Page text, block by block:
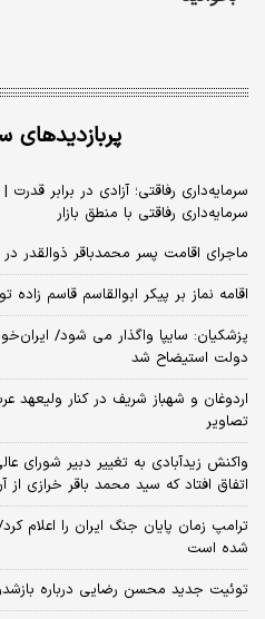
سرمایه‌داری رفاقتی؛ آزادی در برابر
سرمایه‌داری رفاقتی با منطق بازار
ماجرای اقامت پسر محمدباقر ذوالقدر
اقامه نماز بر پیکر ابوالقاسم قاسم
پزشکیان: سایپا واگذار می شود/
دولت استیضاح شد
اردوغان و شهباز شریف در کنار ولیعهد
تصاویر
واکنش زیدآبادی به تغییر دبیر شورای
اتفاق افتاد که سید محمد باقر خرازی از
ترامپ زمان پایان جنگ ایران را اعلام
شده است
توئیت جدید محسن رضایی درباره